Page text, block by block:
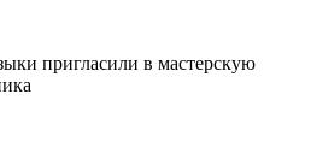
пригласили в мастерскую